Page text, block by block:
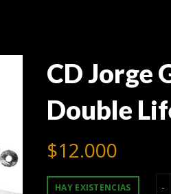
CD Jorge
Double
$12.000
HAY EXISTENCIAS